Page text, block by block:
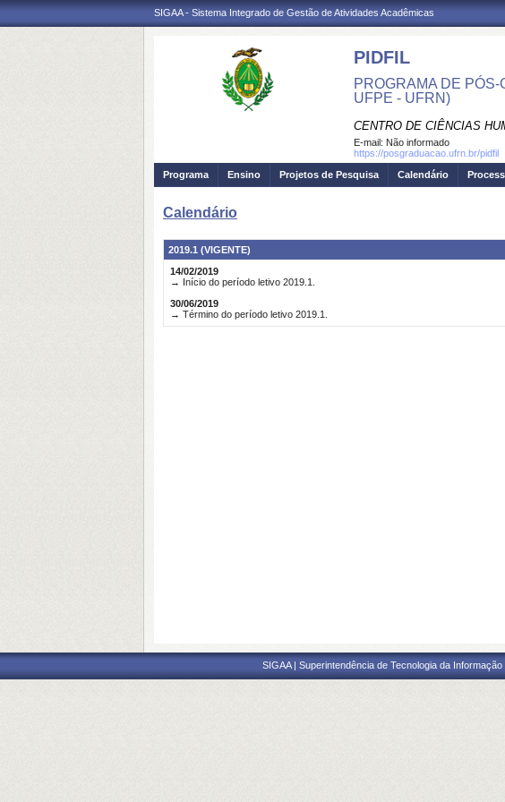
SIGAA - Sistema Integrado de Gestão de Atividades Acadêmicas
PIDFIL
PROGRAMA DE
UFPE - UFRN)
CENTRO DE CIÊNCIAS
E-mail: Não informado
https://posgraduacao.ufrn.br/pidfil
Programa
Ensino Projetos de Pesquisa Calendário
Calendário
2019.1 (VIGENTE)
14/02/2019
→ Início do período letivo 2019.1.
30/06/2019
→ Término do período letivo 2019.1.
SIGAA | Superintendência de Tecnologia da